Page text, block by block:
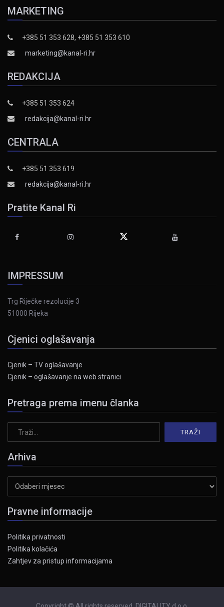
MARKETING
+385 51 353 628, +385 51 353 610
marketing@kanal-ri.hr
REDAKCIJA
+385 51 353 624
redakcija@kanal-ri.hr
CENTRALA
+385 51 353 619
redakcija@kanal-ri.hr
Pratite Kanal Ri
IMPRESSUM
Trg Riječke rezolucije 3
51000 Rijeka
Cjenici oglašavanja
Cjenik – TV oglašavanje
Cjenik – oglašavanje na web stranici
Pretraga prema imenu članka
Arhiva
Pravne informacije
Politika privatnosti
Politika kolačića
Zahtjev za pristup informacijama